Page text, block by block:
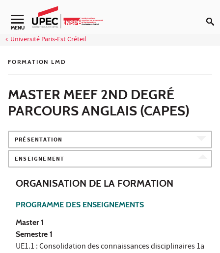
Aller au contenu
Navigation secondaire
MENU
Université Paris-Est Créteil
FORMATION LMD
MASTER MEEF 2ND DEGRÉ
PARCOURS ANGLAIS (CAPES)
PRÉSENTATION
ENSEIGNEMENT
ORGANISATION DE LA FORMATION
PROGRAMME DES ENSEIGNEMENTS
Master 1
Semestre 1
UE1.1 : Consolidation des connaissances disciplinaires 1a